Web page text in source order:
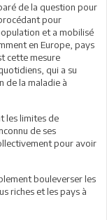
de la question pour
pour
et a mobilisé
en Europe, pays
cette mesure
qui a su
de la maladie à
les limites de
de ses
pour avoir
bouleverser les
riches et les pays à